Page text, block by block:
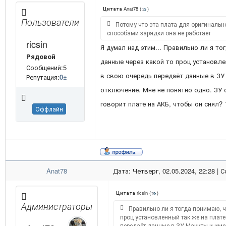
Пользователи
ricsin
Рядовой
Сообщений:5
Репутация:0±
Оффлайн
Цитата Anat78 ( )
Потому что эта плата для
способами зарядки она не работает
Я думал над этим... Правильно ли я
данные через какой то проц
в свою очередь передаёт данные в
отключение. Мне не понятно одно. ЗУ
говорит плате на АКБ, чтобы он
Anat78 Дата: Четверг, 02.05.2024, 22:28 |
Администраторы
Цитата ricsin ( )
Правильно ли я тогда понимаю,
проц установленный так же на